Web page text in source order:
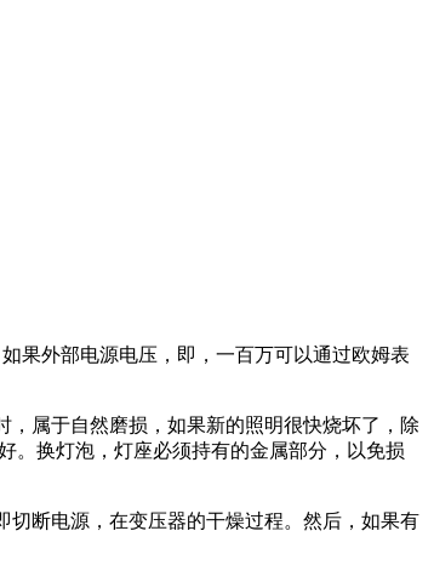
果外部电源电压，即，一百万可以通过欧姆表
属于自然磨损，如果新的照明很快烧坏了，除
。换灯泡，灯座必须持有的金属部分，以免损
断电源，在变压器的干燥过程。然后，如果有